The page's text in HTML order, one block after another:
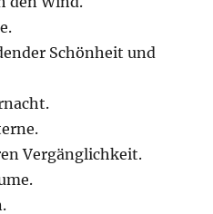
Schönheit und
Vergänglichkeit.